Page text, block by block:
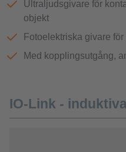
Ultraljudsgivare för
objekt
Fotoelektriska givare
Med kopplingsutgång,
IO-Link -